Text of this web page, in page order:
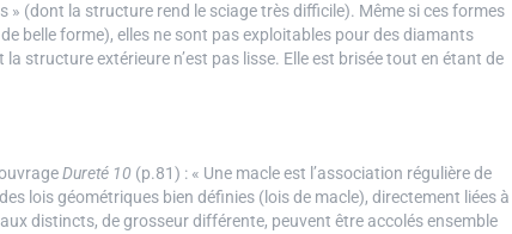
» (dont la structure rend le sciage très difficile). Même si ces formes
belle forme), elles ne sont pas exploitables pour des diamants
structure extérieure n’est pas lisse. Elle est brisée tout en étant de
Dureté 10 (p.81) : « Une macle est l’association régulière de
lois géométriques bien définies (lois de macle), directement liées à
distincts, de grosseur différente, peuvent être accolés ensemble